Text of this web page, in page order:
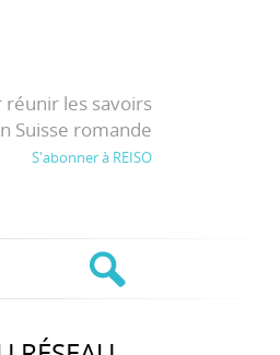
réunir les savoirs
Suisse romande
S'abonner à REISO